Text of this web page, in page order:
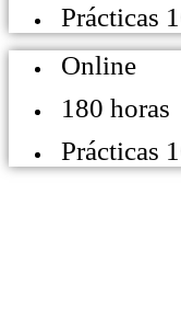
Prácticas
Online
180 horas
Prácticas